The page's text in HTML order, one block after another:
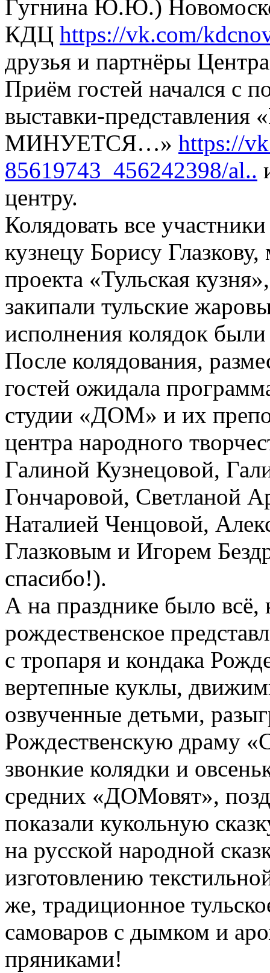
Гугнина Ю.Ю.)
КДЦ https://vk.com/
друзья и партнёры
Приём гостей начался с
выставки-
МИНУЕТСЯ…» https://
85619743_456242398/al..
центру.
Колядовать все
кузнецу Борису
проекта «Тульская
закипали тульские
исполнения колядок
После колядования,
гостей ожидала
студии «ДОМ» и их
центра народного
Галиной Кузнецовой,
Гончаровой, Светланой
Наталией Ченцовой,
Глазковым и Игорем
спасибо!).
А на празднике было
рождественское
с тропаря и кондака
вертепные куклы,
озвученные детьми,
Рождественскую драму
звонкие колядки и
средних «ДОМовят»,
показали кукольную
на русской народной
изготовлению
же, традиционное
самоваров с дымком и
пряниками!